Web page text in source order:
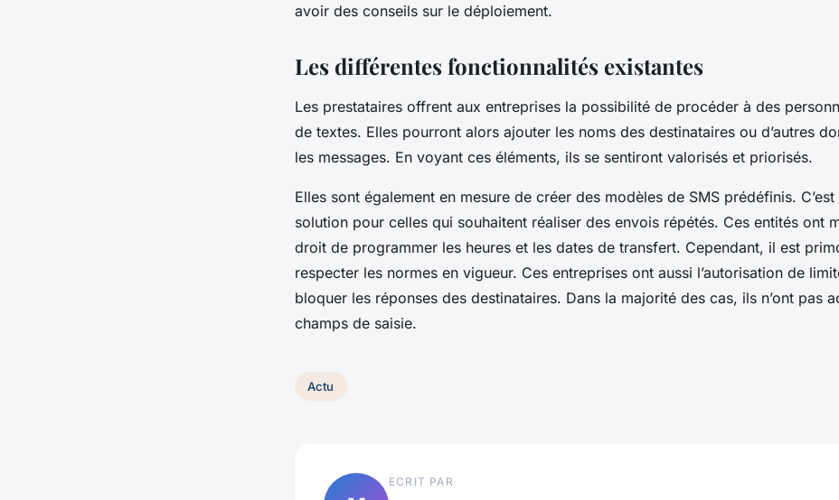
avoir des conseils sur le déploiement.
Les différentes fonctionnalités existantes
Les prestataires offrent aux entreprises la possibilité de procéder à des
de textes. Elles pourront alors ajouter les noms des destinataires ou d’autres
les messages. En voyant ces éléments, ils se sentiront valorisés et priorisés.
Elles sont également en mesure de créer des modèles de SMS prédéfinis.
solution pour celles qui souhaitent réaliser des envois répétés. Ces entités ont
droit de programmer les heures et les dates de transfert. Cependant, il est
respecter les normes en vigueur. Ces entreprises ont aussi l’autorisation de
bloquer les réponses des destinataires. Dans la majorité des cas, ils n’ont pas
champs de saisie.
Actu
ECRIT PAR